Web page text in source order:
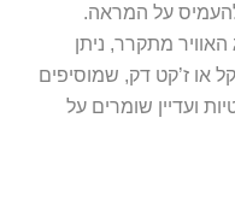
על המראה.
מתקרר, ניתן
או ז’קט דק, שמוסיפים
ועדיין שומרים על